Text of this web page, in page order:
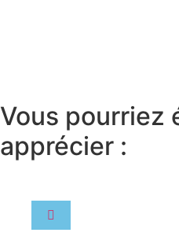
Vous pourriez
apprécier :